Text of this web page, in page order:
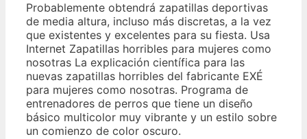
Probablemente obtendrá zapatillas deportivas
de media altura, incluso más discretas, a la vez
que existentes y excelentes para su fiesta. Usa
Internet Zapatillas horribles para mujeres como
nosotras La explicación científica para las
nuevas zapatillas horribles del fabricante EXÉ
para mujeres como nosotras. Programa de
entrenadores de perros que tiene un diseño
básico multicolor muy vibrante y un estilo sobre
un comienzo de color oscuro.